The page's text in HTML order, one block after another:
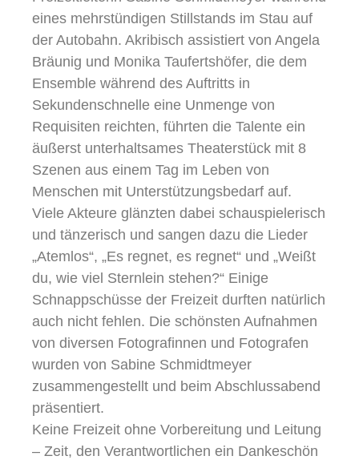
eines mehrstündigen Stillstands im Stau auf
der Autobahn. Akribisch assistiert von Angela
Bräunig und Monika Taufertshöfer, die dem
Ensemble während des Auftritts in
Sekundenschnelle eine Unmenge von
Requisiten reichten, führten die Talente ein
äußerst unterhaltsames Theaterstück mit 8
Szenen aus einem Tag im Leben von
Menschen mit Unterstützungsbedarf auf.
Viele Akteure glänzten dabei schauspielerisch
und tänzerisch und sangen dazu die Lieder
„Atemlos“, „Es regnet, es regnet“ und „Weißt
du, wie viel Sternlein stehen?“ Einige
Schnappschüsse der Freizeit durften natürlich
auch nicht fehlen. Die schönsten Aufnahmen
von diversen Fotografinnen und Fotografen
wurden von Sabine Schmidtmeyer
zusammengestellt und beim Abschlussabend
präsentiert.
Keine Freizeit ohne Vorbereitung und Leitung
– Zeit, den Verantwortlichen ein Dankeschön